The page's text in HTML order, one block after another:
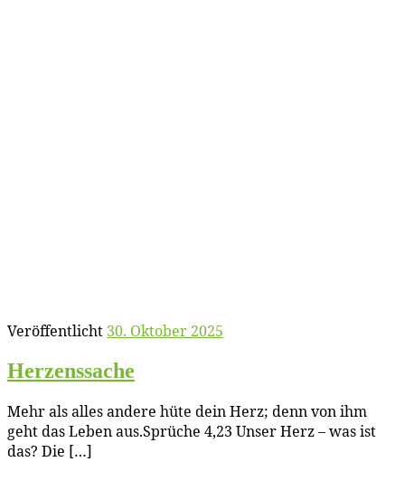
Veröffentlicht 30. Oktober 2025
Her­zens­sa­che
Mehr als al­les an­de­re hü­te dein Herz; denn von ihm
geht das Le­ben aus.Sprü­che 4,23 Un­ser Herz – was ist
das? Die […]